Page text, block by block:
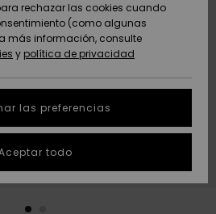
de
una
rápida a
rechazar las cookies cuando
(como algunas
más información, consulte
y política de privacidad
las preferencias
todo